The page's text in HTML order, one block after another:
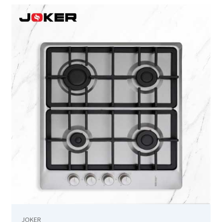
Café turque – KCM-7510
Cafetière – KCM-7535 – 600 ml
Cafetière – SCM-2940
Cafetière filtre – SCM-2938
Casse noix – 25.06.00
CC-5400p
Centrale à vapeur – SSI-2891b
JOKER